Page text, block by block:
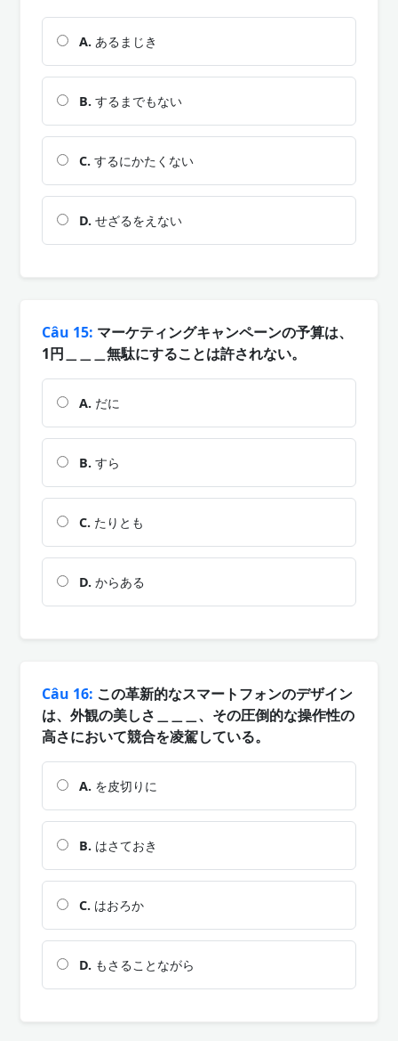
A. あるまじき
B. するまでもない
C. するにかたくない
D. せざるをえない
Câu 15: マーケティングキャンペーンの予算は、
1円＿＿＿無駄にすることは許されない。
A. だに
B. すら
C. たりとも
D. からある
Câu 16: この革新的なスマートフォンのデザイン
は、外観の美しさ＿＿＿、その圧倒的な操作性の
高さにおいて競合を凌駕している。
A. を皮切りに
B. はさておき
C. はおろか
D. もさることながら